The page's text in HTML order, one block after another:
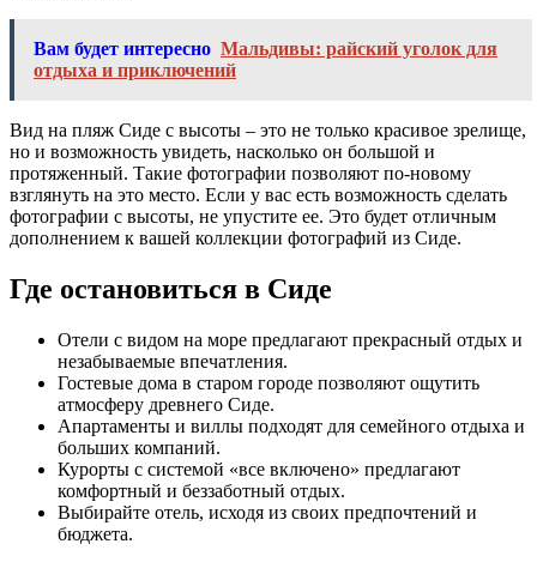
Вам будет интересно Мальдивы: райский уголок для
отдыха и приключений
Вид на пляж Сиде с высоты – это не только красивое зрелище,
но и возможность увидеть, насколько он большой и
протяженный. Такие фотографии позволяют по-новому
взглянуть на это место. Если у вас есть возможность сделать
фотографии с высоты, не упустите ее. Это будет отличным
дополнением к вашей коллекции фотографий из Сиде.
Где остановиться в Сиде
Отели с видом на море предлагают прекрасный отдых и
незабываемые впечатления.
Гостевые дома в старом городе позволяют ощутить
атмосферу древнего Сиде.
Апартаменты и виллы подходят для семейного отдыха и
больших компаний.
Курорты с системой «все включено» предлагают
комфортный и беззаботный отдых.
Выбирайте отель, исходя из своих предпочтений и
бюджета.